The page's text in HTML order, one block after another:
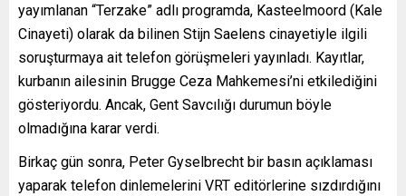
yayımlanan “Terzake” adlı programda, Kasteelmoord (Kale
Cinayeti) olarak da bilinen Stijn Saelens cinayetiyle ilgili
soruşturmaya ait telefon görüşmeleri yayınladı. Kayıtlar,
kurbanın ailesinin Brugge Ceza Mahkemesi’ni etkilediğini
gösteriyordu. Ancak, Gent Savcılığı durumun böyle
olmadığına karar verdi.
Birkaç gün sonra, Peter Gyselbrecht bir basın açıklaması
yaparak telefon dinlemelerini VRT editörlerine sızdırdığını